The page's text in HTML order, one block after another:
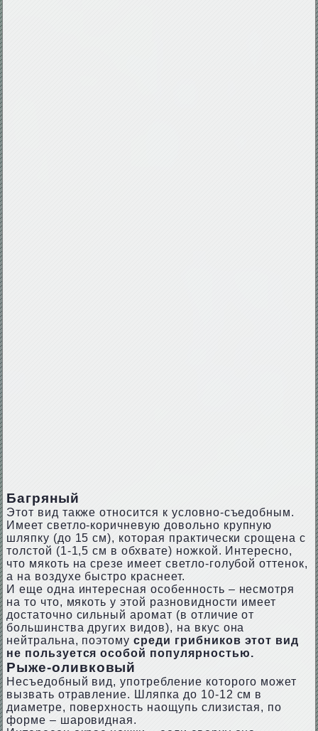
Багряный
Этот вид также относится к условно-съедобным.
Имеет светло-коричневую довольно крупную
шляпку (до 15 см), которая практически срощена с
толстой (1-1,5 см в обхвате) ножкой. Интересно,
что мякоть на срезе имеет светло-голубой оттенок,
а на воздухе быстро краснеет.
И еще одна интересная особенность – несмотря
на то что, мякоть у этой разновидности имеет
достаточно сильный аромат (в отличие от
большинства других видов), на вкус она
нейтральна, поэтомусреди грибников этот вид
не пользуется особой популярностью.
Рыже-оливковый
Несъедобный вид, употребление которого может
вызвать отравление. Шляпка до 10-12 см в
диаметре, поверхность наощупь слизистая, по
форме – шаровидная.